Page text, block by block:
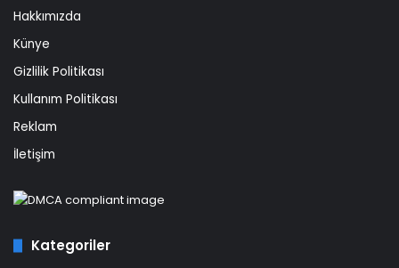
Hakkımızda
Künye
Gizlilik Politikası
Kullanım Politikası
Reklam
İletişim
Kategoriler